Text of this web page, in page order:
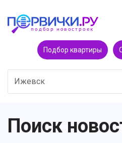
Подбор квартиры
Ижевск
Поиск